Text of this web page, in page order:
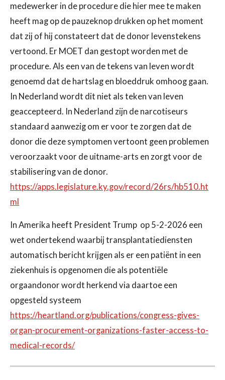
medewerker in de procedure die hier mee te maken
heeft mag op de pauzeknop drukken op het moment
dat zij of hij constateert dat de donor levenstekens
vertoond. Er MOET dan gestopt worden met de
procedure. Als een van de tekens van leven wordt
genoemd dat de hartslag en bloeddruk omhoog gaan.
In Nederland wordt dit niet als teken van leven
geaccepteerd. In Nederland zijn de narcotiseurs
standaard aanwezig om er voor te zorgen dat de
donor die deze symptomen vertoont geen problemen
veroorzaakt voor de uitname-arts en zorgt voor de
stabilisering van de donor.
https://apps.legislature.ky.gov/record/26rs/hb510.ht
ml
In Amerika heeft President Trump op 5-2-2026 een
wet ondertekend waarbij transplantatiediensten
automatisch bericht krijgen als er een patiënt in een
ziekenhuis is opgenomen die als potentiële
orgaandonor wordt herkend via daartoe een
opgesteld systeem
https://heartland.org/publications/congress-gives-
organ-procurement-organizations-faster-access-to-
medical-records/